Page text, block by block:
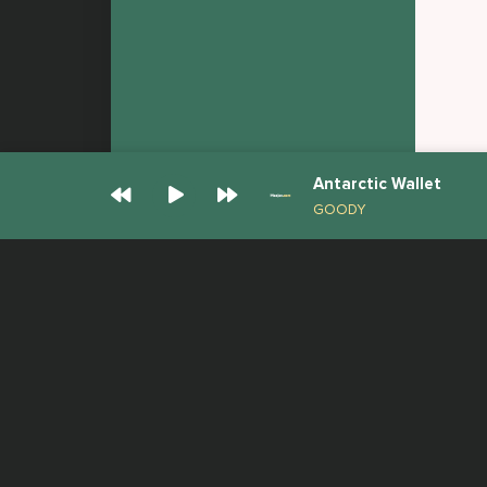
Antarctic Wallet
GOODY